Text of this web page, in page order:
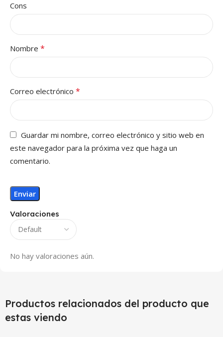
Valoraciones
No hay valoraciones aún.
Cons
Nombre *
Correo electrónico *
Guardar mi nombre, correo electrónico y sitio web en
este navegador para la próxima vez que haga un
comentario.
Productos relacionados del producto que
estas viendo